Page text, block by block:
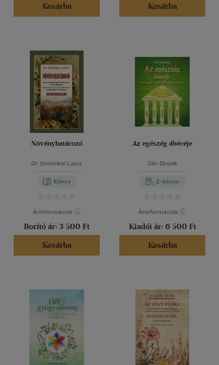
Kosárba
Kosárba
Növényhatározó
Dr. Simonkai Lajos
Könyv
Árinformációk
Borító ár: 3 500 Ft
Kosárba
Az egészég ábécéje
Ján Zbojek
E-könyv
Árinformációk
Kiadói ár: 6 500 Ft
Kosárba